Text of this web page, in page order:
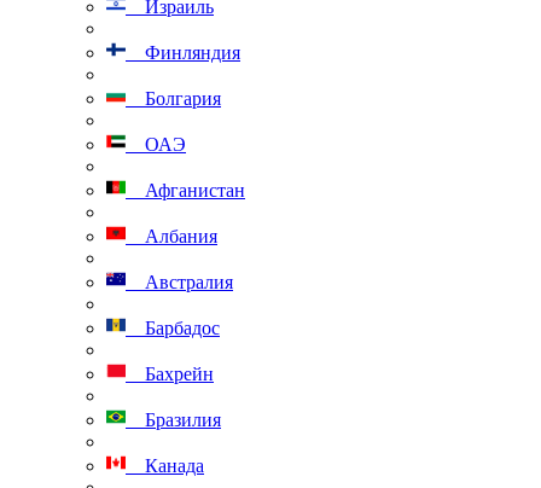
Израиль
Финляндия
Болгария
ОАЭ
Афганистан
Албания
Австралия
Барбадос
Бахрейн
Бразилия
Канада